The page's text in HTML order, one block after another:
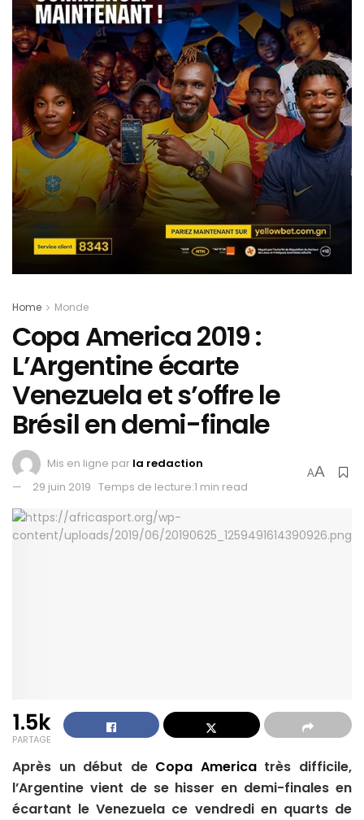
Home Monde
Copa America 2019 :
L’Argentine écarte
Venezuela et s’offre le
Brésil en demi-finale
Mis en ligne par la redaction
29 juin 2019 Temps de lecture:1 min read
AA
1.5k
PARTAGE
Après un début de Copa Americatrès difficile,
l’Argentine vient de se hisser en demi-finales en
écartant le Venezuela ce vendredi en quarts de